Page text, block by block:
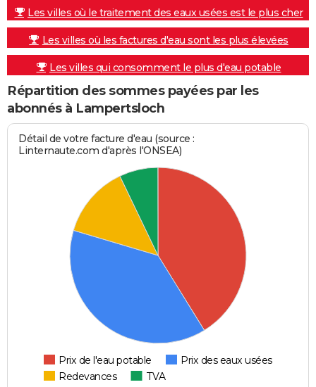
Les villes où le traitement des eaux usées est le plus cher
Les villes où les factures d'eau sont les plus élevées
Les villes qui consomment le plus d'eau potable
Répartition des sommes payées par les
abonnés à Lampertsloch
Détail de votre facture d'eau (source :
Linternaute.com d'après l'ONSEA)
Prix de l'eau potable
Prix des eaux usées
Redevances
TVA